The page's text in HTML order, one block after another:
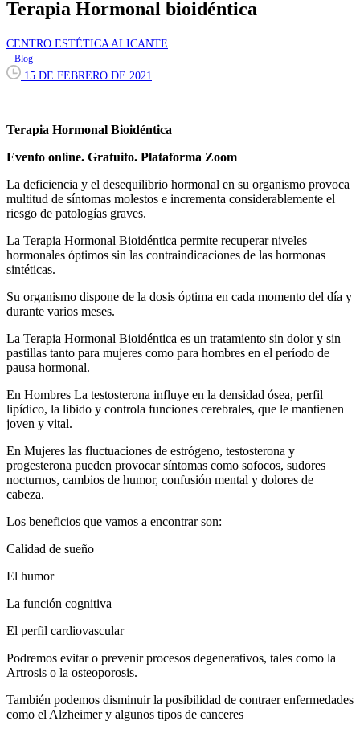
Terapia Hormonal bioidéntica
CENTRO ESTÉTICA ALICANTE
Blog
15 DE FEBRERO DE 2021
Terapia Hormonal Bioidéntica
Evento online. Gratuito. Plataforma Zoom
La deficiencia y el desequilibrio hormonal en su organismo provoca
multitud de síntomas molestos e incrementa considerablemente el
riesgo de patologías graves.
La Terapia Hormonal Bioidéntica permite recuperar niveles
hormonales óptimos sin las contraindicaciones de las hormonas
sintéticas.
Su organismo dispone de la dosis óptima en cada momento del día y
durante varios meses.
La Terapia Hormonal Bioidéntica es un tratamiento sin dolor y sin
pastillas tanto para mujeres como para hombres en el período de
pausa hormonal.
En Hombres La testosterona influye en la densidad ósea, perfil
lipídico, la libido y controla funciones cerebrales, que le mantienen
joven y vital.
En Mujeres las fluctuaciones de estrógeno, testosterona y
progesterona pueden provocar síntomas como sofocos, sudores
nocturnos, cambios de humor, confusión mental y dolores de
cabeza.
Los beneficios que vamos a encontrar son:
Calidad de sueño
El humor
La función cognitiva
El perfil cardiovascular
Podremos evitar o prevenir procesos degenerativos, tales como la
Artrosis o la osteoporosis.
También podemos disminuir la posibilidad de contraer enfermedades
como el Alzheimer y algunos tipos de canceres